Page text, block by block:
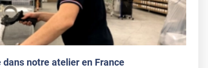
dans notre atelier en France